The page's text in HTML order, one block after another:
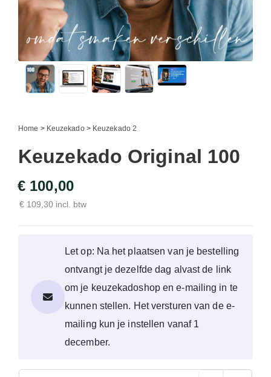
Home > Keuzekado> Keuzekado 2
Keuzekado Original 100
€ 100,00
€ 109,30 incl. btw
Let op: Na het plaatsen van je bestelling
ontvangt je dezelfde dag alvast de link
om je keuzekadoshop en e-mailing in te
kunnen stellen. Het versturen van de e-
mailing kun je instellen vanaf 1
december.